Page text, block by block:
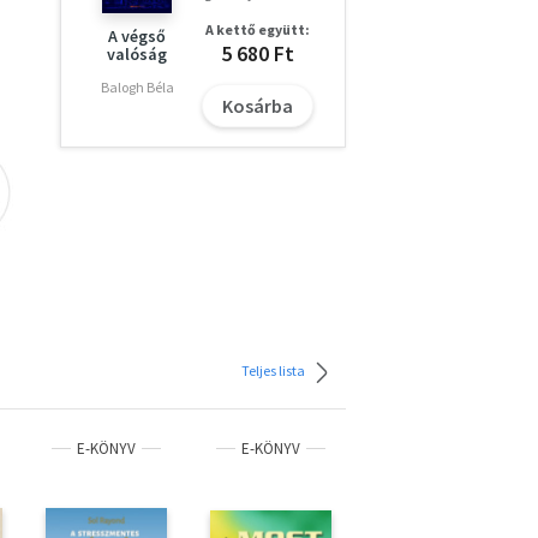
A végső
valóság
Balogh Béla
A kettő együtt:
5 680 Ft
Kosárba
Teljes lista
E-KÖNYV E-KÖNYV